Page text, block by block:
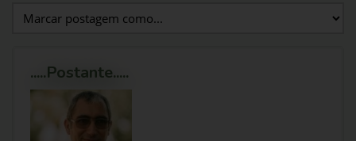
.....Postante.....